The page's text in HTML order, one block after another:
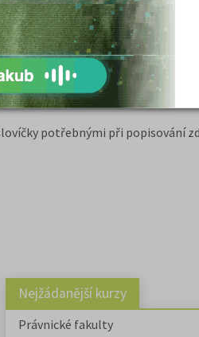
potřebnými při popisování
Nejžádanější kurzy
Právnické fakulty